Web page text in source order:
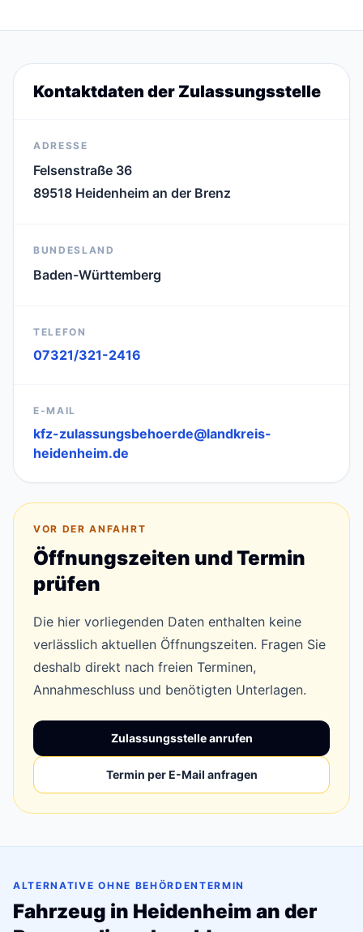
Kontaktdaten der Zulassungsstelle
ADRESSE
Felsenstraße 36
89518 Heidenheim an der Brenz
BUNDESLAND
Baden-Württemberg
TELEFON
07321/321-2416
E-MAIL
kfz-zulassungsbehoerde@landkreis-
heidenheim.de
VOR DER ANFAHRT
Öffnungszeiten und Termin
prüfen
Die hier vorliegenden Daten enthalten keine
verlässlich aktuellen Öffnungszeiten. Fragen Sie
deshalb direkt nach freien Terminen,
Annahmeschluss und benötigten Unterlagen.
Zulassungsstelle anrufen
Termin per E-Mail anfragen
ALTERNATIVE OHNE BEHÖRDENTERMIN
Fahrzeug in Heidenheim an der